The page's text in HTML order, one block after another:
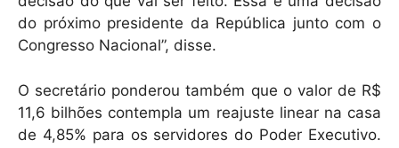
do próximo presidente da República junto com o
Congresso Nacional”, disse.
O secretário ponderou também que o valor de R$
11,6 bilhões contempla um reajuste linear na casa
de 4,85% para os servidores do Poder Executivo.